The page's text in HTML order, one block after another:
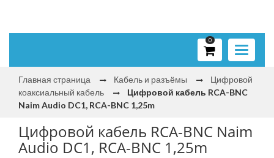
Toggle
0
Главная страница Кабель и разъёмы
Цифровой
коаксиальный кабель
Цифровой кабель RCA-BNC
Naim Audio DC1, RCA-BNC 1,25m
Цифровой кабель RCA-BNC Naim
Audio DC1, RCA-BNC 1,25m